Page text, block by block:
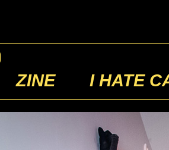
ZINE I HATE